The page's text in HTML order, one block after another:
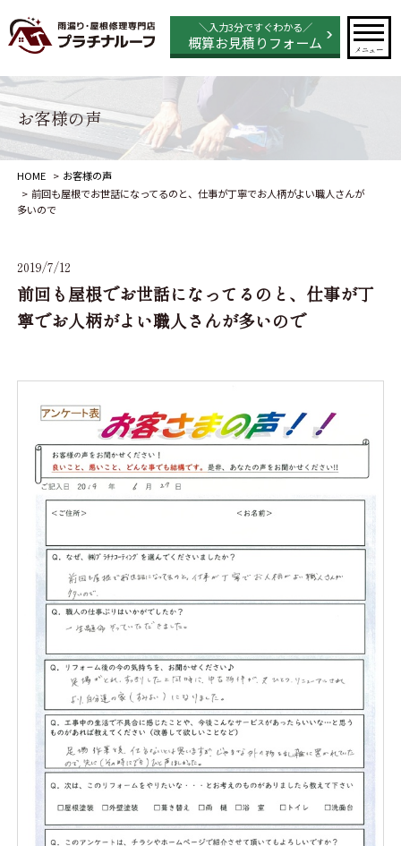
＼入力3分ですぐわかる／
概算お見積りフォーム メニュー
お客様の声
HOME
お客様の声
前回も屋根でお世話になってるのと、仕事が丁寧でお人柄がよい職人さんが
多いので
2019/7/12
前回も屋根でお世話になってるのと、仕事が丁
寧でお人柄がよい職人さんが多いので